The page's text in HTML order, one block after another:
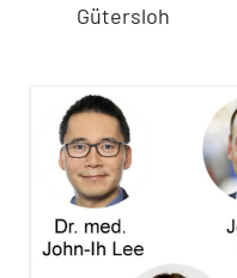
Gütersloh